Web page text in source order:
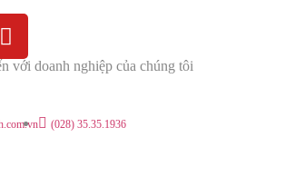
với doanh nghiệp của chúng tôi
(028) 35.35.1936